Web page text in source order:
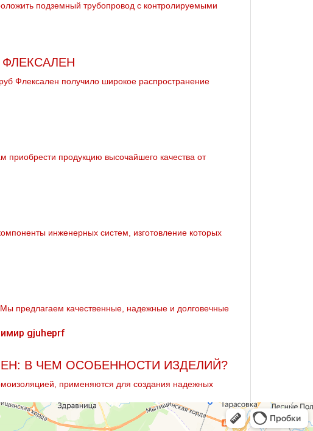
подземный трубопровод с контролируемыми
Флексален получило широкое распространение
продукцию высочайшего качества от
инженерных систем, изготовление которых
предлагаем качественные, надежные и долговечные
В ЧЕМ ОСОБЕННОСТИ ИЗДЕЛИЙ?
применяются для создания надежных